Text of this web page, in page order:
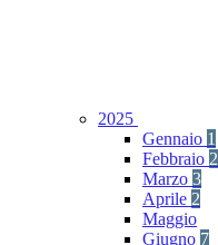
2025
Gennaio 1
Febbraio 2
Marzo 3
Aprile 2
Maggio
Giugno 7